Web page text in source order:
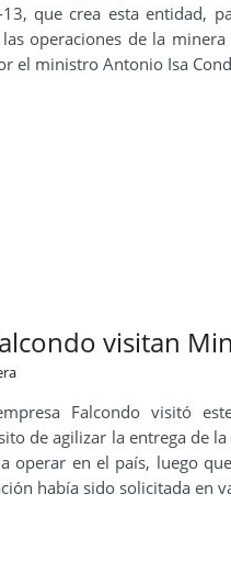
que crea esta entidad,
operaciones de la
el ministro Antonio Isa
visitan
Falcondo visitó
de agilizar la entrega de
operar en el país, luego
había sido solicitada en